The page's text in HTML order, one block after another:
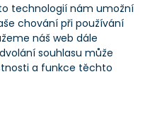
technologií nám umožní
chování při používání
náš web dále
souhlasu může
a funkce těchto
--